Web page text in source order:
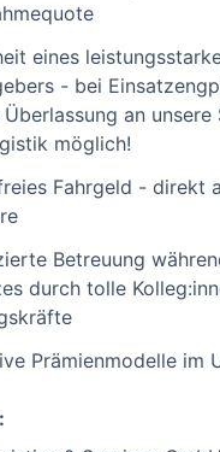
eines
- bei
an
möglich!
Fahrgeld - direkt
Betreuung
durch tolle
Prämienmodelle im